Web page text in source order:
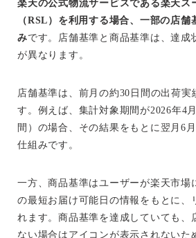
楽天の公式物流サービスである楽天ス
（RSL）を利用する場合、一部の店舗
みです。店舗基準と商品基準は、達成
が異なります。
店舗基準は、前月の約30日間の出荷実
す。例えば、集計対象期間が2026年4
間）の場合、その結果をもとに翌月6
仕組みです。
一方、商品基準はユーザーが楽天市場
の最短お届け可能日の情報をもとに、
れます。商品基準を達成していても、
ない場合はアイコンが表示されないた